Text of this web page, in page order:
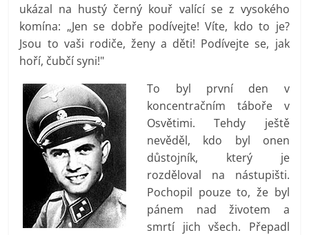
ukázal na hustý černý kouř valící se z vysokého
komína: „Jen se dobře podívejte! Víte, kdo to je?
Jsou to vaši rodiče, ženy a děti! Podívejte se, jak
hoří, čubčí syni!"
To byl první den v
koncentračním táboře v
Osvětimi. Tehdy ještě
nevěděl, kdo byl onen
důstojník, který je
rozděloval na nástupišti.
Pochopil pouze to, že byl
pánem nad životem a
smrtí jich všech. Přepadl